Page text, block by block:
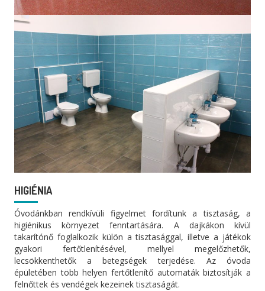
HIGIÉNIA
Óvodánkban rendkívüli figyelmet fordítunk a tisztaság, a
higiénikus környezet fenntartására. A dajkákon kívül
takarítónő foglalkozik külön a tisztasággal, illetve a játékok
gyakori fertőtlenítésével, mellyel megelőzhetők,
lecsökkenthetők a betegségek terjedése. Az óvoda
épületében több helyen fertőtlenítő automaták biztosítják a
felnőttek és vendégek kezeinek tisztaságát.